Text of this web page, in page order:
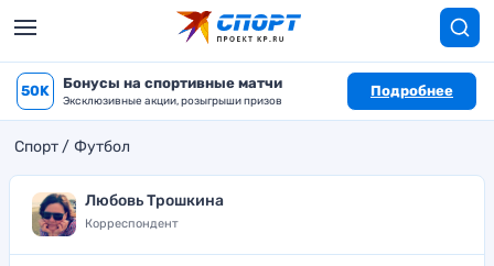
50K Бонусы на спортивные матчи
Эксклюзивные акции, розыгрыши призов
Подробнее
Спорт Футбол
Любовь Трошкина
Корреспондент